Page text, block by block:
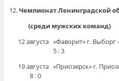
12.Чемпионат Ленинградской
(среди мужских команд)
12 августа «Фаворит» г. Выборг
5 : 3
19 августа «Приозерск» г.
8 : 0